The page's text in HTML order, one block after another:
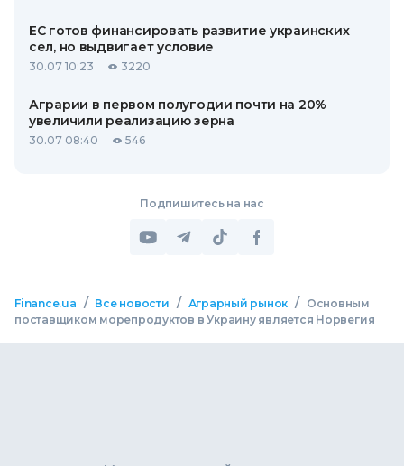
ЕС готов финансировать развитие украинских
сел, но выдвигает условие
30.07 10:23 3220
Аграрии в первом полугодии почти на 20%
увеличили реализацию зерна
30.07 08:40 546
Подпишитесь на нас
Finance.ua / Все новости / Аграрный рынок /
Основным
поставщиком морепродуктов в Украину является Норвегия